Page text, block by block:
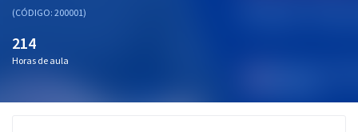
Aprovados
(CÓDIGO: 200001)
214
Horas de aula